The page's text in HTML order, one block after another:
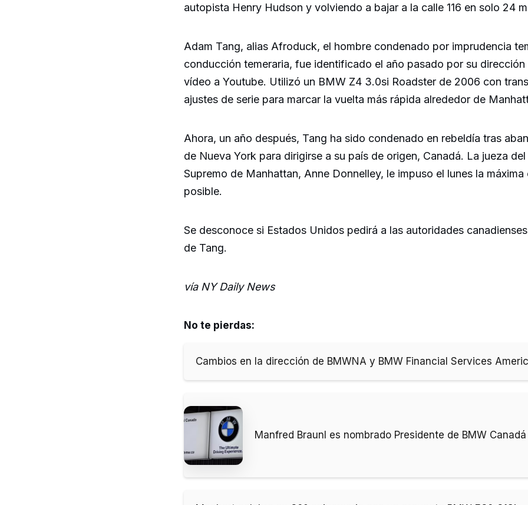
autopista Henry Hudson y volviendo a bajar a la calle 116 en solo 24
Adam Tang, alias Afroduck, el hombre condenado por imprudencia
conducción temeraria, fue identificado el año pasado por su dirección
vídeo a Youtube. Utilizó un BMW Z4 3.0si Roadster de 2006 con
ajustes de serie para marcar la vuelta más rápida alrededor de
Ahora, un año después, Tang ha sido condenado en rebeldía tras
de Nueva York para dirigirse a su país de origen, Canadá. La jueza
Supremo de Manhattan, Anne Donnelley, le impuso el lunes la máxima
posible.
Se desconoce si Estados Unidos pedirá a las autoridades
de Tang.
vía NY Daily News
No te pierdas:
Cambios en la dirección de BMWNA y BMW Financial Services
Manfred Braunl es nombrado Presidente de BMW Canadá